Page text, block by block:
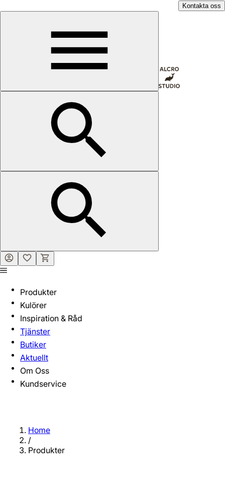
Kontakta oss
Produkter
Kulörer
Inspiration & Råd
Tjänster
Butiker
Aktuellt
Om Oss
Kundservice
Home
/
Produkter